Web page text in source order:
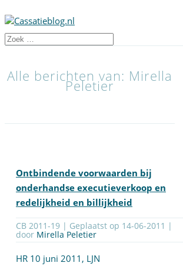
Alle berichten van: Mirella
Peletier
Ontbindende voorwaarden bij
onderhandse executieverkoop en
redelijkheid en billijkheid
CB 2011-19 | Geplaatst op 14-06-2011 |
door Mirella Peletier
HR 10 juni 2011, LJN